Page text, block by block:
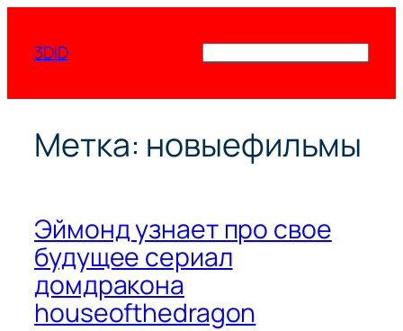
содержимому
3DID
Метка: новыефильмы
Эймонд узнает про свое
будущее сериал
домдракона
houseofthedragon